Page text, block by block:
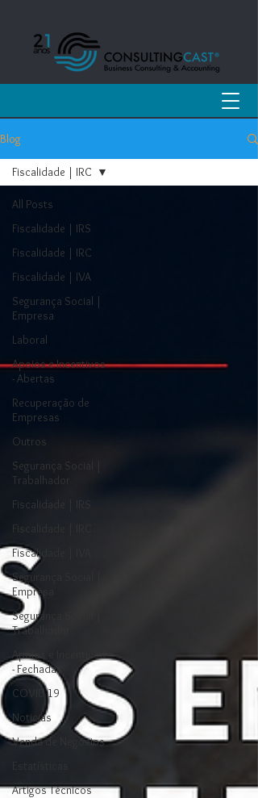
Blog
All Posts
Fiscalidade | IRS
Fiscalidade | IRC
Fiscalidade | IVA
Segurança Social |
Empresa
Laboral
Apoios e Incentivos
- Abertas
Recuperação de
Empresas
Outros
Segurança Social |
Trabalhador
Fiscalidade | IRS
Fiscalidade | IRC
Fiscalidade | IVA
Segurança Social |
Empresa
Segurança Social |
Trabalhador
Apoios e Incentivos
- Fechadas
COVID 19
Noticias
Venda de Negócios
Artigos Técnicos
Fiscalidade | IRC